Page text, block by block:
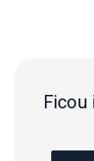
Ficou